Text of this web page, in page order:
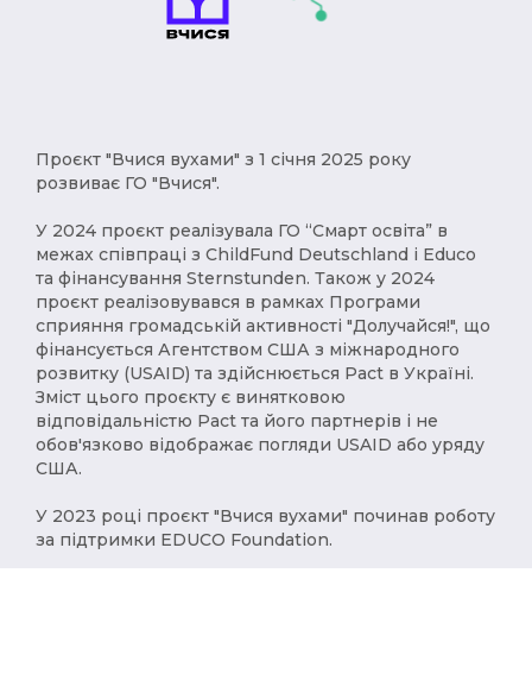
Проєкт "Вчися вухами" з 1 січня 2025 року
розвиває ГО "Вчися".
У 2024 проєкт реалізувала ГО “Смарт освіта” в
межах співпраці з ChildFund Deutschland і Educo
та фінансування Sternstunden. Також у 2024
проєкт реалізовувався в рамках Програми
сприяння громадській активності "Долучайся!", що
фінансується Агентством США з міжнародного
розвитку (USAID) та здійснюється Pact в Україні.
Зміст цього проєкту є винятковою
відповідальністю Pact та його партнерів і не
обов'язково відображає погляди USAID або уряду
США.
У 2023 році проєкт "Вчися вухами" починав роботу
за підтримки EDUCO Foundation.